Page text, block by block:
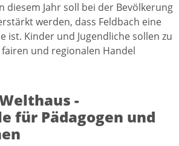
diesem Jahr soll bei der Bevölkerung
werden, dass Feldbach eine
ist. Kinder und Jugendliche sollen zu
und regionalen Handel
-
für Pädagogen und